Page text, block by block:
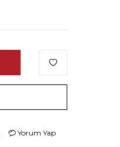
Yorum Yap